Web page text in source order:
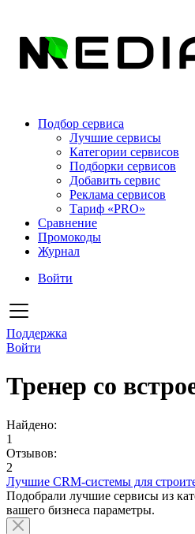
Подбор сервиса
Лучшие сервисы
Категории сервисов
Подборки сервисов
Добавить сервис
Реклама сервисов
Тариф «PRO»
Сравнение
Промокоды
Журнал
Войти
Поддержка
Войти
Тренер со
Найдено:
1
Отзывов:
2
Лучшие CRM-системы для
Подобрали лучшие сервисы из
вашего бизнеса параметры.